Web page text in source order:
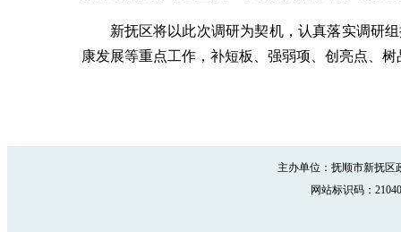
新抚区将以此次调研为契机，认真落实调研
康发展等重点工作，补短板、强弱项、创亮点、
主办单位：抚顺市新抚
网站标识码：